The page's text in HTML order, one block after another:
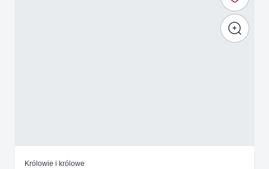
Królowie i królowe